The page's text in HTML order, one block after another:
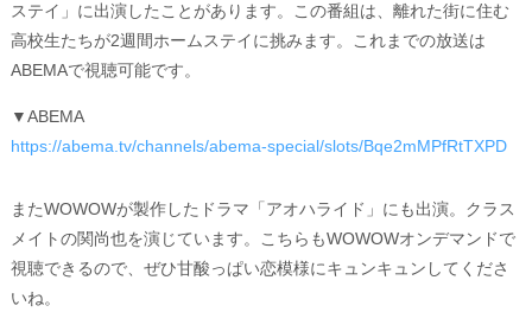
ステイ」に出演したことがあります。この番組は、離れた街に住む
高校生たちが2週間ホームステイに挑みます。これまでの放送は
ABEMAで視聴可能です。
▼ABEMA
https://abema.tv/channels/abema-special/slots/Bqe2mMPfRtTXPD
またWOWOWが製作したドラマ「アオハライド」にも出演。クラス
メイトの関尚也を演じています。こちらもWOWOWオンデマンドで
視聴できるので、ぜひ甘酸っぱい恋模様にキュンキュンしてくださ
いね。